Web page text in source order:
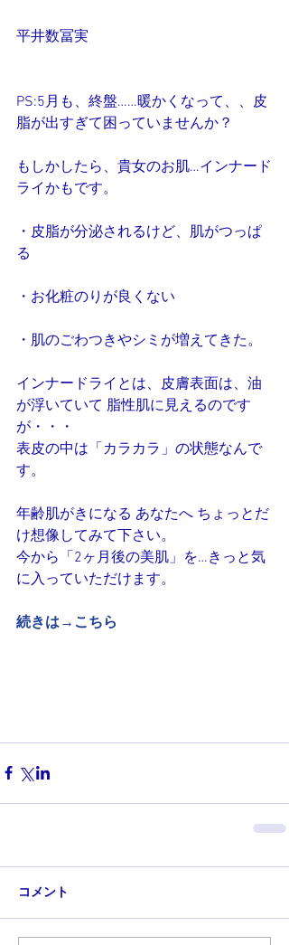
平井数冨実
PS:5月も、終盤……暖かくなって、、皮
脂が出すぎて困っていませんか？
もしかしたら、貴女のお肌…インナード
ライかもです。
・皮脂が分泌されるけど、肌がつっぱ
る
・お化粧のりが良くない
・肌のごわつきやシミが増えてきた。
インナードライとは、皮膚表面は、油
が浮いていて 脂性肌に見えるのです
が・・・
表皮の中は「カラカラ」の状態なんで
す。
年齢肌がきになる あなたへ ちょっとだ
け想像してみて下さい。
今から「2ヶ月後の美肌」を…きっと気
に入っていただけます。
続きは→こちら
コメント